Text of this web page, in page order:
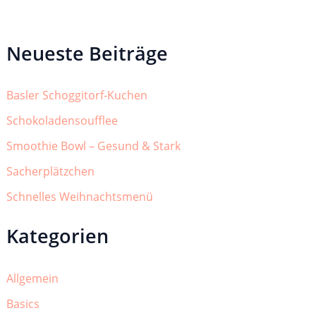
Neueste Beiträge
Basler Schoggitorf-Kuchen
Schokoladensoufflee
Smoothie Bowl – Gesund & Stark
Sacherplätzchen
Schnelles Weihnachtsmenü
Kategorien
Allgemein
Basics